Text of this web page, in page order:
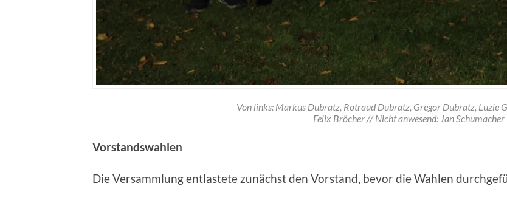
Von links: Markus Dubratz, Rotraud Dubratz, Gregor Dubratz, Luzie
Felix Bröcher // Nicht anwesend: Jan Schumacher
Vorstandswahlen
Die Versammlung entlastete zunächst den Vorstand, bevor die Wahlen